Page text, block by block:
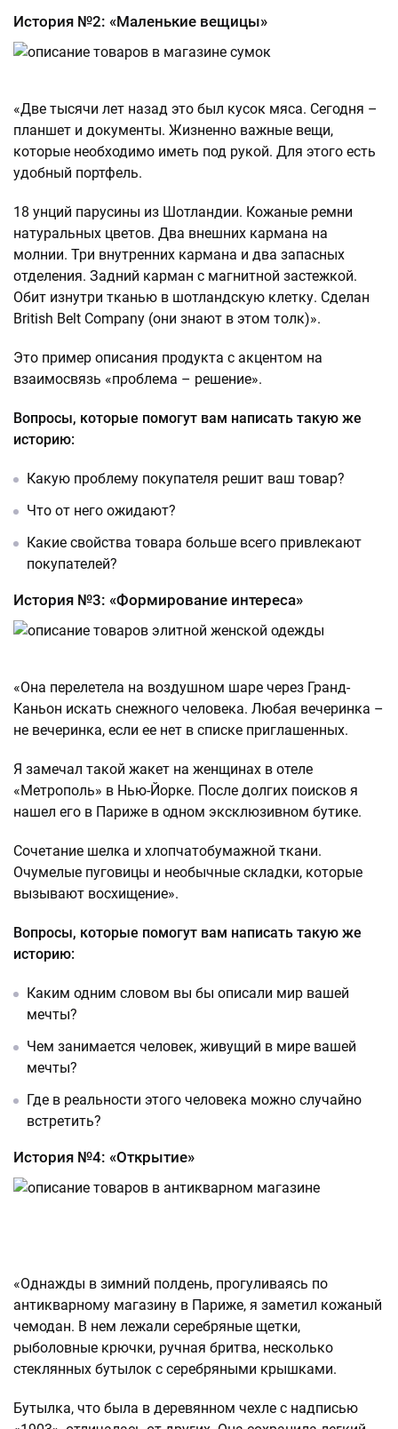
История №2: «Маленькие вещицы»
«Две тысячи лет назад это был кусок мяса. Сегодня –
планшет и документы. Жизненно важные вещи,
которые необходимо иметь под рукой. Для этого есть
удобный портфель.
18 унций парусины из Шотландии. Кожаные ремни
натуральных цветов. Два внешних кармана на
молнии. Три внутренних кармана и два запасных
отделения. Задний карман с магнитной застежкой.
Обит изнутри тканью в шотландскую клетку. Сделан
British Belt Company (они знают в этом толк)».
Это пример описания продукта с акцентом на
взаимосвязь «проблема – решение».
Вопросы, которые помогут вам написать такую же
историю:
Какую проблему покупателя решит ваш товар?
Что от него ожидают?
Какие свойства товара больше всего привлекают
покупателей?
История №3: «Формирование интереса»
«Она перелетела на воздушном шаре через Гранд-
Каньон искать снежного человека. Любая вечеринка –
не вечеринка, если ее нет в списке приглашенных.
Я замечал такой жакет на женщинах в отеле
«Метрополь» в Нью-Йорке. После долгих поисков я
нашел его в Париже в одном эксклюзивном бутике.
Сочетание шелка и хлопчатобумажной ткани.
Очумелые пуговицы и необычные складки, которые
вызывают восхищение».
Вопросы, которые помогут вам написать такую же
историю:
Каким одним словом вы бы описали мир вашей
мечты?
Чем занимается человек, живущий в мире вашей
мечты?
Где в реальности этого человека можно случайно
встретить?
История №4: «Открытие»
«Однажды в зимний полдень, прогуливаясь по
антикварному магазину в Париже, я заметил кожаный
чемодан. В нем лежали серебряные щетки,
рыболовные крючки, ручная бритва, несколько
стеклянных бутылок с серебряными крышками.
Бутылка, что была в деревянном чехле с надписью